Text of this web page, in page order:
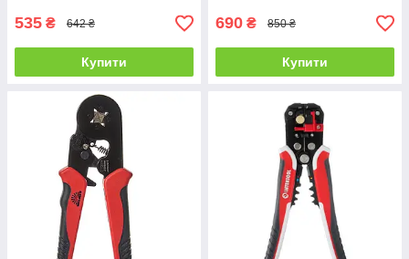
535 ₴ 642 ₴
Купити
690 ₴ 850 ₴
Купити